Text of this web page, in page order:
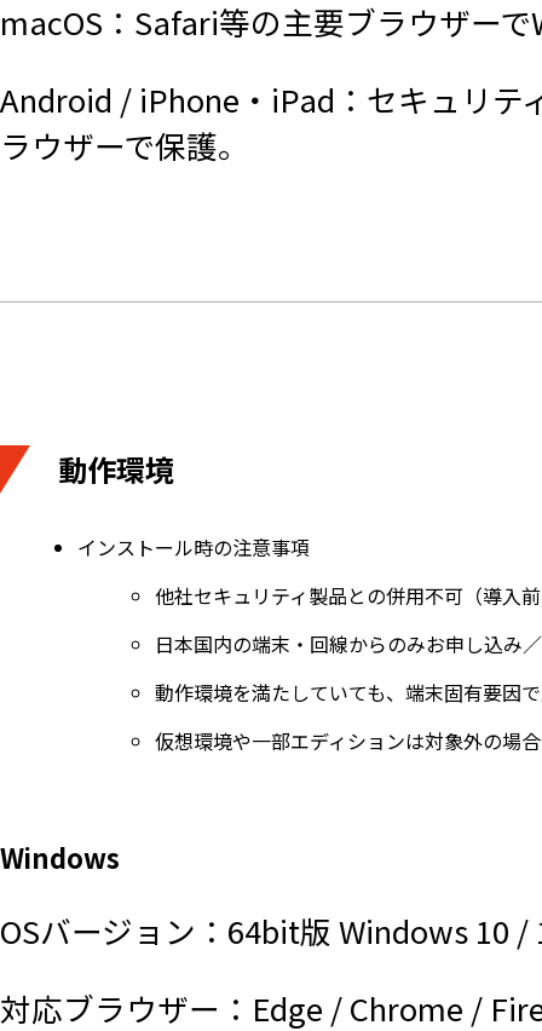
macOS：Safari等の主要ブラウザー
Android / iPhone・iPad：セキュリテ
ラウザーで保護。
動作環境
インストール時の注意事項
他社セキュリティ製品との併用不可（導入
日本国内の端末・回線からのみお申し込み
動作環境を満たしていても、端末固有要因
仮想環境や一部エディションは対象外の場
Windows
OSバージョン：64bit版 Windows 10
対応ブラウザー：Edge / Chrome /